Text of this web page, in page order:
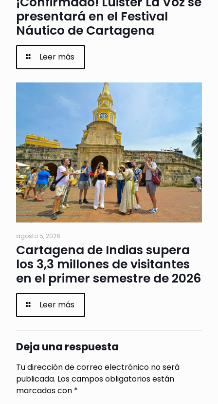
presentará en el Festival
Náutico de Cartagena
Leer más
agosto 5, 2026
Cartagena de Indias supera
los 3,3 millones de visitantes
en el primer semestre de 2026
Leer más
Deja una respuesta
Tu dirección de correo electrónico no será
publicada. Los campos obligatorios están
marcados con *